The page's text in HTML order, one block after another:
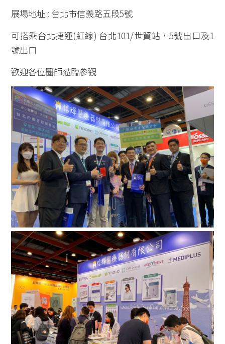
展場地址 : 台北市信義路五段5號
可搭乘台北捷運(紅線) 台北101/世貿站，5號出口及1
號出口
歡迎各位醫師蒞臨參觀